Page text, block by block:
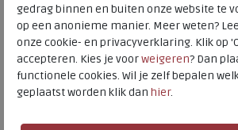
Wolky
Toon alles vanWolky
gedrag binnen en buiten onze website te
op een anonieme manier. Meer weten?
onze cookie- en privacyverklaring. Klik op
accepteren. Kies je voorweigeren? Dan
functionele cookies. Wil je zelf bepalen
geplaatst worden klik dan hier.